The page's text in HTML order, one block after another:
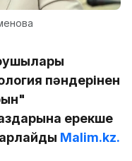
пәндерінен
ерекше
Malim.kz.